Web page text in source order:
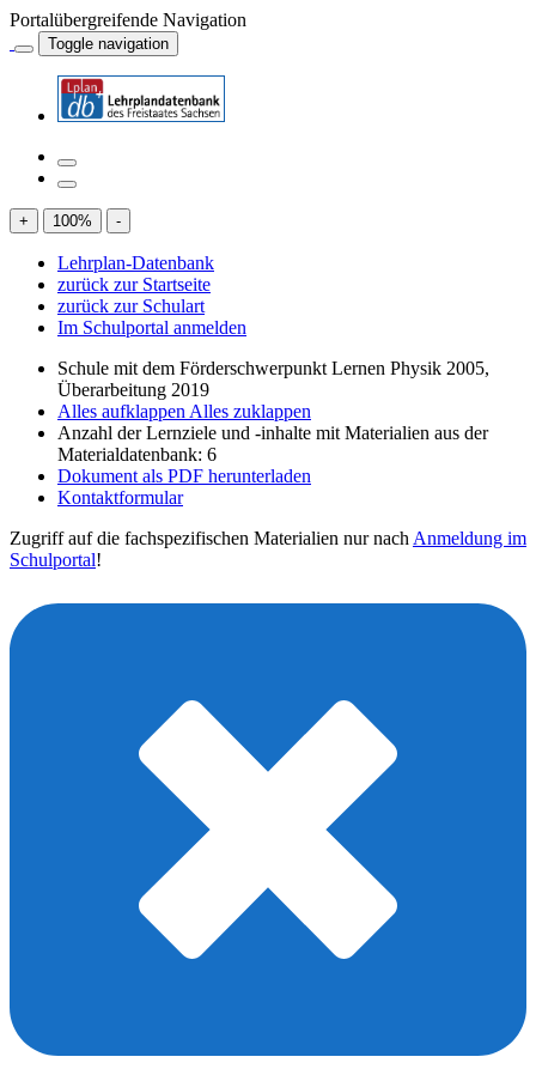
Portalübergreifende Navigation
Toggle navigation
+ 100% -
Lehrplan-Datenbank
zurück zur Startseite
zurück zur Schulart
Im Schulportal anmelden
Schule mit dem Förderschwerpunkt Lernen Physik 2005,
Überarbeitung 2019
Alles aufklappen Alles zuklappen
Anzahl der Lernziele und -inhalte mit Materialien aus der
Materialdatenbank: 6
Dokument als PDF herunterladen
Kontaktformular
Zugriff auf die fachspezifischen Materialien nur nach Anmeldung im
Schulportal!